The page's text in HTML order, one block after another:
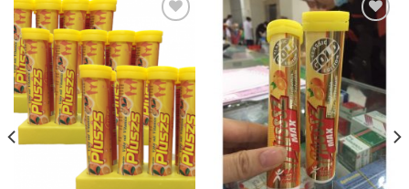
Add to
wishlist
Add to
wishlist